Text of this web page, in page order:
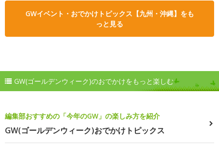
GWイベント・おでかけトピックス【九州・沖縄】をも
っと見る
GW(ゴールデンウィーク)のおでかけをもっと楽しむ
編集部おすすめの「今年のGW」の楽しみ方を紹介
GW(ゴールデンウィーク)おでかけトピックス